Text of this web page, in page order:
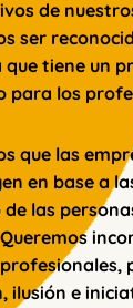
de
ser
que tiene un
para los
que las
en base a
de las
Queremos
ilusión e